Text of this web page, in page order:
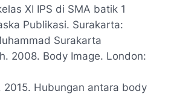
XI IPS di SMA batik 1
Publikasi. Surakarta:
Surakarta
2008. Body Image. London:
2015. Hubungan antara body